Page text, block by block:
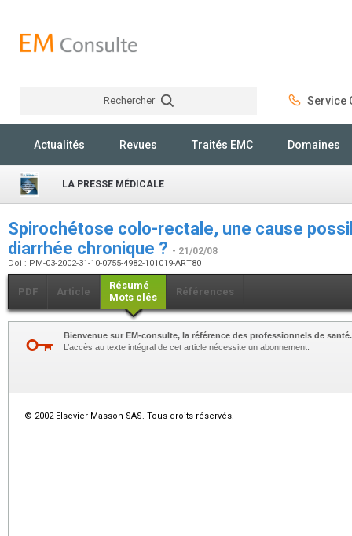
Rechercher Service
Actualités Revues Traités EMC Domaines
LA PRESSE MÉDICALE
Spirochétose colo-rectale, une cause
diarrhée chronique ? - 21/02/08
Doi : PM-03-2002-31-10-0755-4982-101019-ART80
PDF Article
Résumé
Mots clés
Références
Bienvenue sur EM-consulte, la référence des professionnels de santé.
L’accès au texte intégral de cet article nécessite un abonnement.
© 2002 Elsevier Masson SAS. Tous droits réservés.